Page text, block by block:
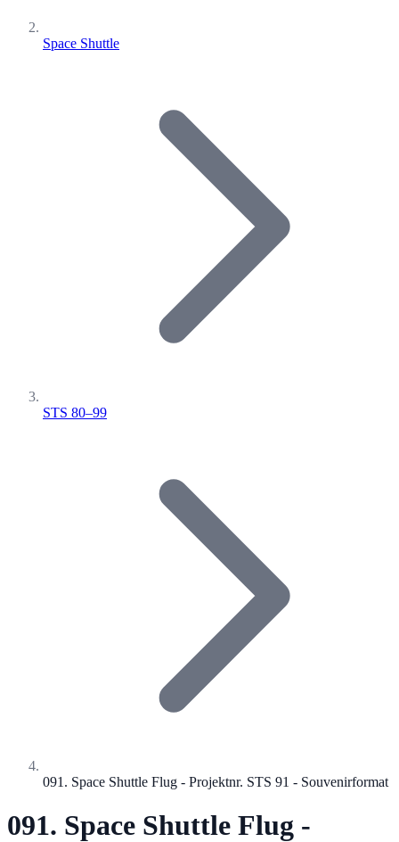
Space Shuttle
STS 80–99
091. Space Shuttle Flug - Projektnr. STS 91 - Souvenirformat
091. Space Shuttle Flug -